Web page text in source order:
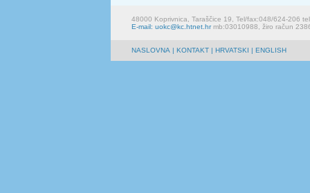
48000 Koprivnica, Taraščice 19, Tel/fax:048/624-206
E-mail: uokc@kc.htnet.hrmb:03010988, žiro račun
NASLOVNA | KONTAKT | HRVATSKI | ENGLISH